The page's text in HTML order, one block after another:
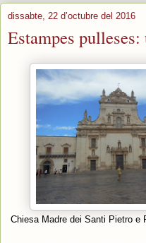
dissabte, 22 d’octubre del 2016
Estampes
Chiesa Madre dei Santi Pietro e